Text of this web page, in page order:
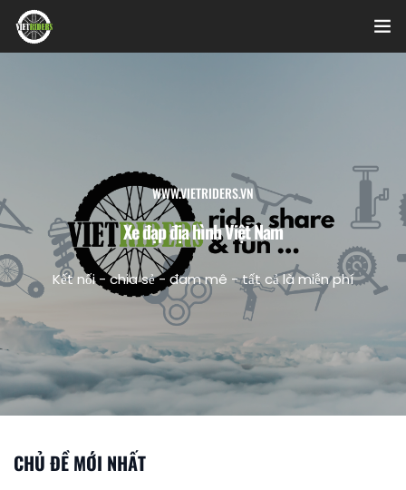
Sản phẩm
Hỏi đáp nhanh
About
Login
WWW.VIETRIDERS.VN
Xe đạp địa hình Việt Nam
Kết nối - chia sẻ - đam mê - tất cả là miễn phí
CHỦ ĐỀ MỚI NHẤT